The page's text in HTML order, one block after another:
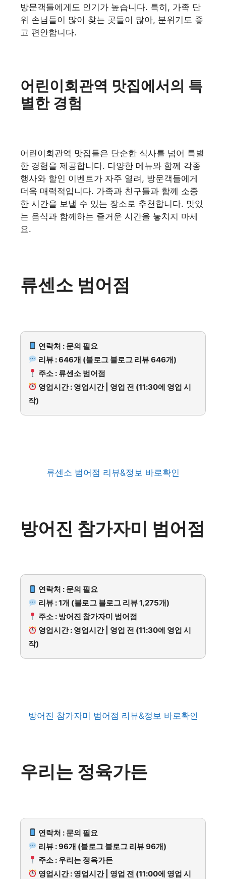
방문객들에게도 인기가 높습니다. 특히, 가족 단
위 손님들이 많이 찾는 곳들이 많아, 분위기도 좋
고 편안합니다.
어린이회관역 맛집에서의 특
별한 경험
어린이회관역 맛집들은 단순한 식사를 넘어 특별
한 경험을 제공합니다. 다양한 메뉴와 함께 각종
행사와 할인 이벤트가 자주 열려, 방문객들에게
더욱 매력적입니다. 가족과 친구들과 함께 소중
한 시간을 보낼 수 있는 장소로 추천합니다. 맛있
는 음식과 함께하는 즐거운 시간을 놓치지 마세
요.
류센소 범어점
연락처 : 문의 필요
리뷰 : 646개 (블로그 블로그 리뷰 646개)
주소 : 류센소 범어점
영업시간 : 영업시간 | 영업 전 (11:30에 영업 시
작)
류센소 범어점 리뷰&정보 바로확인
방어진 참가자미 범어점
연락처 : 문의 필요
리뷰 : 1개 (블로그 블로그 리뷰 1,275개)
주소 : 방어진 참가자미 범어점
영업시간 : 영업시간 | 영업 전 (11:30에 영업 시
작)
방어진 참가자미 범어점 리뷰&정보 바로확인
우리는 정육가든
연락처 : 문의 필요
리뷰 : 96개 (블로그 블로그 리뷰 96개)
주소 : 우리는 정육가든
영업시간 : 영업시간 | 영업 전 (11:00에 영업 시